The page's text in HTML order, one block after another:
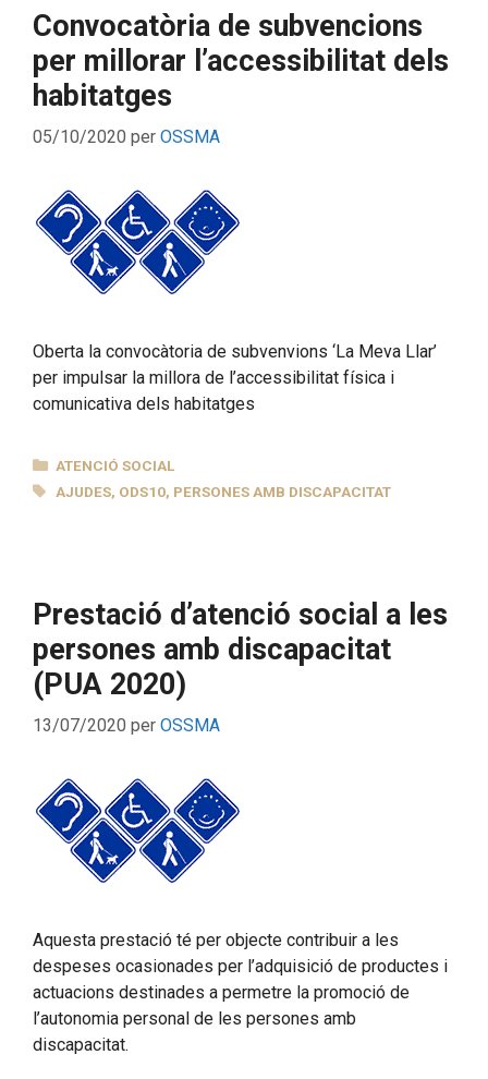
Convocatòria de subvencions
per millorar l’accessibilitat dels
habitatges
05/10/2020 per OSSMA
Oberta la convocàtoria de subvenvions ‘La Meva Llar’
per impulsar la millora de l’accessibilitat física i
comunicativa dels habitatges
CATEGORIES
ATENCIÓ SOCIAL
ETIQUETES
AJUDES, ODS10, PERSONES AMB DISCAPACITAT
Prestació d’atenció social a les
persones amb discapacitat
(PUA 2020)
13/07/2020 per OSSMA
Aquesta prestació té per objecte contribuir a les
despeses ocasionades per l’adquisició de productes i
actuacions destinades a permetre la promoció de
l’autonomia personal de les persones amb
discapacitat.